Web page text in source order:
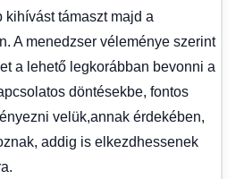
támaszt majd a
A menedzser véleménye szerint
a lehető legkorábban bevonni a
döntésekbe, fontos
velük,annak érdekében,
addig is elkezdhessenek